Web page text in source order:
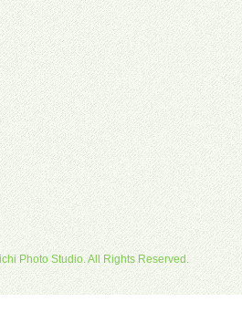
Photo Studio. All Rights Reserved.